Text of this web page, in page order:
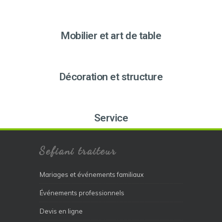
Mobilier et art de table
Décoration et structure
Service
Sefiani traiteur
Mariages et événements familiaux
Événements professionnels
Devis en ligne